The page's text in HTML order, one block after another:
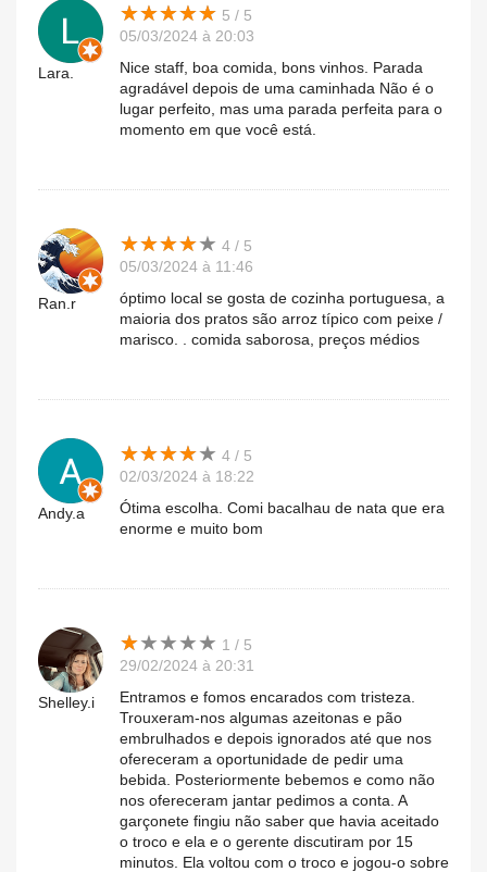
Lara.
★★★★★
★★★★★ 5 / 5
05/03/2024 à 20:03
Nice staff, boa comida, bons vinhos. Parada
agradável depois de uma caminhada Não é o
lugar perfeito, mas uma parada perfeita para o
momento em que você está.
Ran.r
★★★★★
★★★★★ 4 / 5
05/03/2024 à 11:46
óptimo local se gosta de cozinha portuguesa, a
maioria dos pratos são arroz típico com peixe /
marisco. . comida saborosa, preços médios
Andy.a
★★★★★
★★★★★ 4 / 5
02/03/2024 à 18:22
Ótima escolha. Comi bacalhau de nata que era
enorme e muito bom
Shelley.i
★★★★★
★★★★★ 1 / 5
29/02/2024 à 20:31
Entramos e fomos encarados com tristeza.
Trouxeram-nos algumas azeitonas e pão
embrulhados e depois ignorados até que nos
ofereceram a oportunidade de pedir uma
bebida. Posteriormente bebemos e como não
nos ofereceram jantar pedimos a conta. A
garçonete fingiu não saber que havia aceitado
o troco e ela e o gerente discutiram por 15
minutos. Ela voltou com o troco e jogou-o sobre